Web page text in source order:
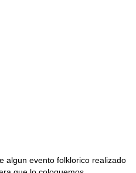
algun evento folklorico realizado